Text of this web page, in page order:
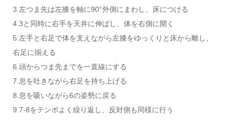
3.左つま先は左膝を軸に90°外側にまわし、床につける
4.3と同時に右手を天井に伸ばし、体を右側に開く
5.左手と右足で体を支えながら左膝をゆっくりと床から離し、
右足に揃える
6.頭からつま先までを一直線にする
7.息を吐きながら右足を持ち上げる
8.息を吸いながら6の姿勢に戻る
9.7-8をテンポよく繰り返し、反対側も同様に行う